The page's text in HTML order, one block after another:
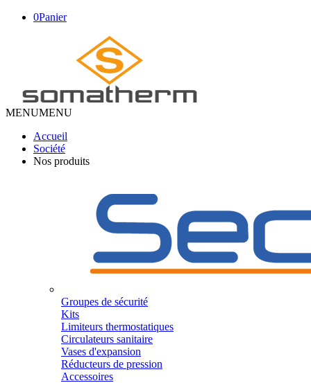
0Panier
MENUMENU
Accueil
Société
Nos produits
Groupes de sécurité
Kits
Limiteurs thermostatiques
Circulateurs sanitaire
Vases d'expansion
Réducteurs de pression
Accessoires